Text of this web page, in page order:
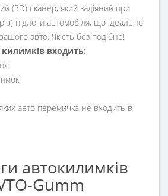
(3D) сканер, який задіяний при
підлоги автомобіля, що ідеально
авто. Якість без подібне!
входить:
авто перемичка не входить в
автокилимків
Gumm